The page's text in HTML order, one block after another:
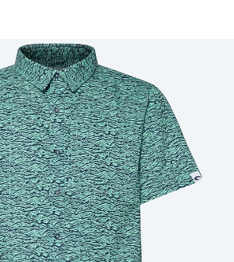
Precio: Sin cargo
Cantidad: